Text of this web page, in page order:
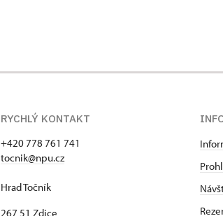
RYCHLÝ KONTAKT
+420 778 761 741
tocnik@npu.cz
Hrad Točník
267 51 Zdice